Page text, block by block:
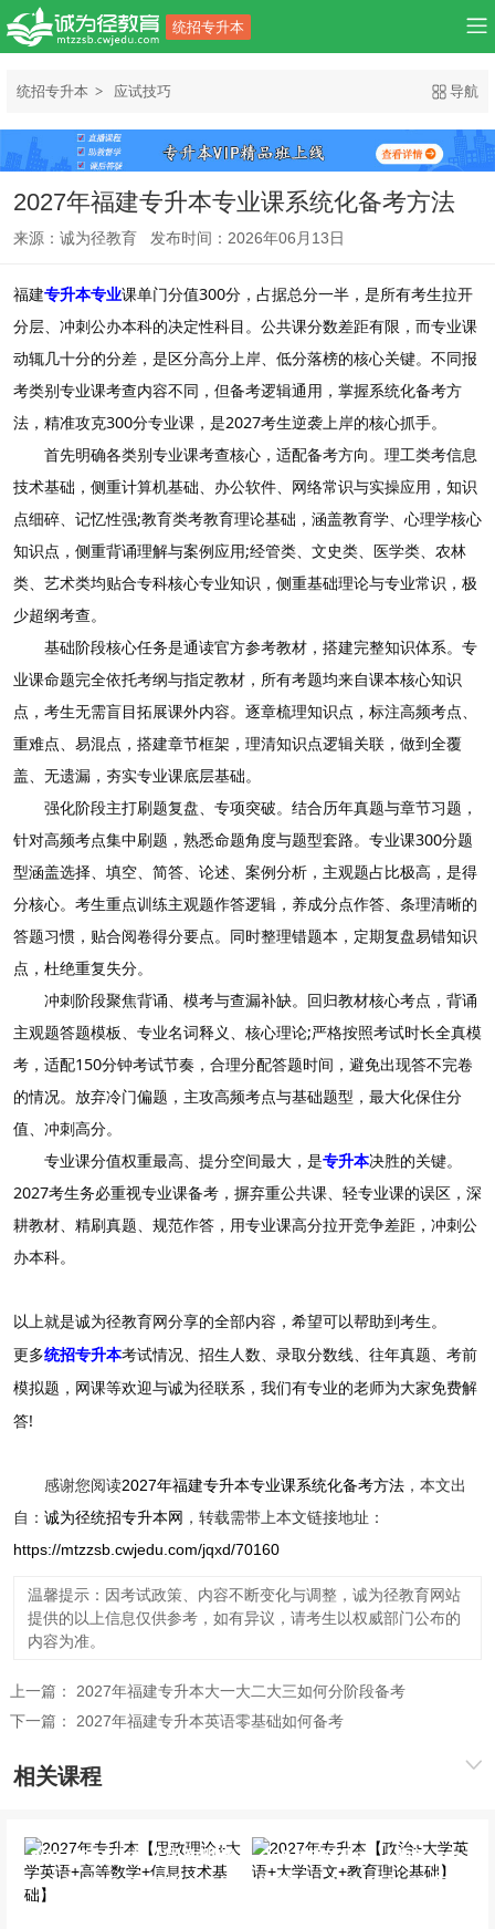
统招专升本
统招专升本 应试技巧 导航
2027年福建专升本专业课系统化备考方法
来源：诚为径教育 发布时间：2026年06月13日
福建专升本专业课单门分值300分，占据总分一半，是所有考生拉开
分层、冲刺公办本科的决定性科目。公共课分数差距有限，而专业课
动辄几十分的分差，是区分高分上岸、低分落榜的核心关键。不同报
考类别专业课考查内容不同，但备考逻辑通用，掌握系统化备考方
法，精准攻克300分专业课，是2027考生逆袭上岸的核心抓手。
首先明确各类别专业课考查核心，适配备考方向。理工类考信息
技术基础，侧重计算机基础、办公软件、网络常识与实操应用，知识
点细碎、记忆性强;教育类考教育理论基础，涵盖教育学、心理学核心
知识点，侧重背诵理解与案例应用;经管类、文史类、医学类、农林
类、艺术类均贴合专科核心专业知识，侧重基础理论与专业常识，极
少超纲考查。
基础阶段核心任务是通读官方参考教材，搭建完整知识体系。专
业课命题完全依托考纲与指定教材，所有考题均来自课本核心知识
点，考生无需盲目拓展课外内容。逐章梳理知识点，标注高频考点、
重难点、易混点，搭建章节框架，理清知识点逻辑关联，做到全覆
盖、无遗漏，夯实专业课底层基础。
强化阶段主打刷题复盘、专项突破。结合历年真题与章节习题，
针对高频考点集中刷题，熟悉命题角度与题型套路。专业课300分题
型涵盖选择、填空、简答、论述、案例分析，主观题占比极高，是得
分核心。考生重点训练主观题作答逻辑，养成分点作答、条理清晰的
答题习惯，贴合阅卷得分要点。同时整理错题本，定期复盘易错知识
点，杜绝重复失分。
冲刺阶段聚焦背诵、模考与查漏补缺。回归教材核心考点，背诵
主观题答题模板、专业名词释义、核心理论;严格按照考试时长全真模
考，适配150分钟考试节奏，合理分配答题时间，避免出现答不完卷
的情况。放弃冷门偏题，主攻高频考点与基础题型，最大化保住分
值、冲刺高分。
专业课分值权重最高、提分空间最大，是专升本决胜的关键。
2027考生务必重视专业课备考，摒弃重公共课、轻专业课的误区，深
耕教材、精刷真题、规范作答，用专业课高分拉开竞争差距，冲刺公
办本科。
以上就是诚为径教育网分享的全部内容，希望可以帮助到考生。
更多统招专升本考试情况、招生人数、录取分数线、往年真题、考前
模拟题，网课等欢迎与诚为径联系，我们有专业的老师为大家免费解
答!
感谢您阅读2027年福建专升本专业课系统化备考方法，本文出
自： 诚为径统招专升本网 ，转载需带上本文链接地址：
https://mtzzsb.cwjedu.com/jqxd/70160
温馨提示：因考试政策、内容不断变化与调整，诚为径教育网站
提供的以上信息仅供参考，如有异议，请考生以权威部门公布的
内容为准。
上一篇： 2027年福建专升本大一大二大三如何分阶段备考
下一篇： 2027年福建专升本英语零基础如何备考
相关课程
2027年专升本【思政理论
+大学英语+高等数学+信
2027年专升本【政治+大
学英语+大学语文+教育理